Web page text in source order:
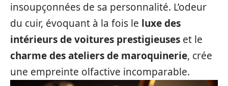
insoupçonnées de sa personnalité. L’odeur
du cuir, évoquant à la fois le luxe des
intérieurs de voitures prestigieuses et le
charme des ateliers de maroquinerie, crée
une empreinte olfactive incomparable.